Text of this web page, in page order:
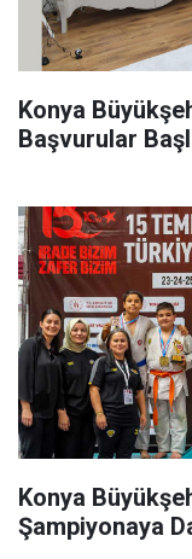
Konya
Başvurular
Konya
Şampiyonaya